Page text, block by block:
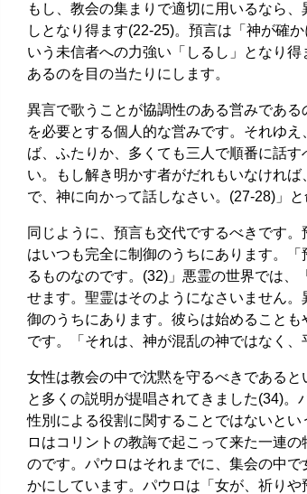
もし、教会の集まりで適切に用いるなら
しとなり得ます(22-25)。預言は「神が確
いう未信者への力強い「しるし」となり
あるのを目の当たりにします。
異言で歌うことが協調性のある営みであ
を必要とする個人的な営みです。それゆ
ば、ふたりか、多くても三人で順番に話
い。もし解き明かす者がだれもいなけれ
で、神に向かって話しなさい。(27-28)」と
同じように、預言も交代でするべきです
はいつも完全に制御のうちにあります。
るものなのです。(32)」悪霊の世界では、
せます。聖霊はそのようになさいません
御のうちにあります。彼らは始めること
です。「それは、神が混乱の神ではなく、
女性は教会の中で沈黙を守るべきである
と多くの説明が提唱されてきました(34)。
性別による役割に関することではないと
ロはコリントの教誨で起こって来た一連
のです。パウロはそれまでに、集会の中
かにしています。パウロは「女が、祈り